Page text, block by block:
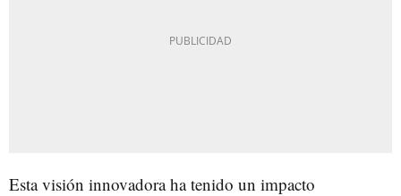
Esta visión innovadora ha tenido un impacto